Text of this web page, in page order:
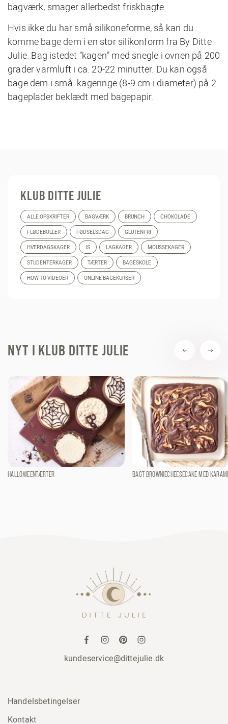
bagværk, smager allerbedst friskbagte.
Hvis ikke du har små silikoneforme, så kan du
komme bage dem i en stor silikonform fra By Ditte
Julie. Bag istedet “kagen” med snegle i ovnen på 200
grader varmluft i ca. 20-22 minutter. Du kan også
bage dem i små kageringe (8-9 cm i diameter) på 2
bageplader beklædt med bagepapir.
KLUB DITTE JULIE
ALLE OPSKRIFTER BAGVÆRK BRUNCH CHOKOLADE
FLØDEBOLLER FØDSELSDAG GLUTENFRI
HVERDAGSKAGER IS LAGKAGER MOUSSEKAGER
STUDENTERKAGER TÆRTER BAGESKOLE
HOW TO VIDEOER ONLINE BAGEKURSER
NYT I KLUB DITTE JULIE
HALLOWEENTÆRTER BAGT BROWNIECHEESECAKE MED
kundeservice@dittejulie.dk
Handelsbetingelser
Kontakt